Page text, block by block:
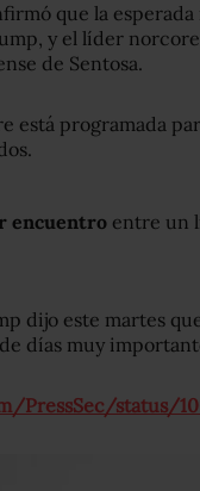
que la
y el líder
de Sentosa.
está programada
encuentro entre un
dijo este martes
días muy
status/